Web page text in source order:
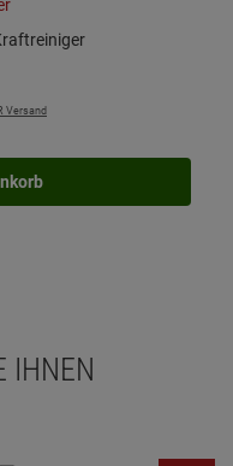
Versand
IHNEN